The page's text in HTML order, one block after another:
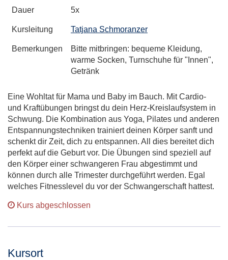
Dauer 5x
Kursleitung Tatjana Schmoranzer
Bemerkungen
Bitte mitbringen: bequeme Kleidung,
warme Socken, Turnschuhe für "Innen",
Getränk
Eine Wohltat für Mama und Baby im Bauch. Mit Cardio-
und Kraftübungen bringst du dein Herz-Kreislaufsystem in
Schwung. Die Kombination aus Yoga, Pilates und anderen
Entspannungstechniken trainiert deinen Körper sanft und
schenkt dir Zeit, dich zu entspannen. All dies bereitet dich
perfekt auf die Geburt vor. Die Übungen sind speziell auf
den Körper einer schwangeren Frau abgestimmt und
können durch alle Trimester durchgeführt werden. Egal
welches Fitnesslevel du vor der Schwangerschaft hattest.
Kurs abgeschlossen
Kursort